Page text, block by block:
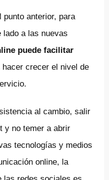
punto anterior, para
lado a las nuevas
puede facilitar
hacer crecer el nivel de
al cambio, salir
y no temer a abrir
tecnologías y medios
online, la